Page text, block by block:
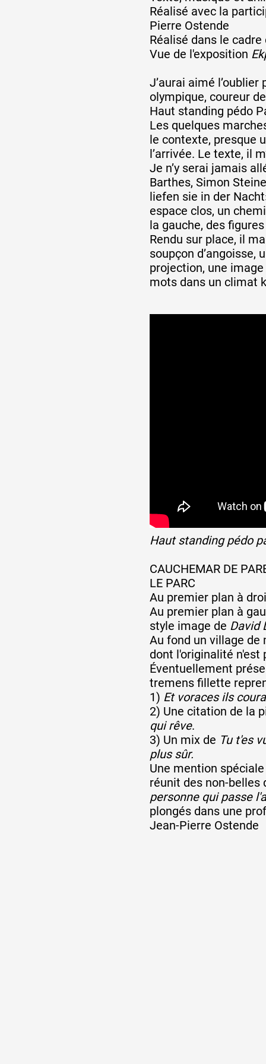
Formation
Événements
1% œuvres
Réseau
Réalisé avec la
Pierre Ostende
Réalisé dans le
Vue de l'exposition
J’aurai aimé
olympique, coureur
Haut standing pédo
Les quelques
le contexte, presque
l’arrivée. Le texte, il
Je n’y serai jamais
Barthes, Simon
liefen sie in der
espace clos, un
la gauche, des
Rendu sur place, il
soupçon d’angoisse,
projection, une
mots dans un climat
Haut standing pédo
CAUCHEMAR DE
LE PARC
Au premier plan à
Au premier plan à
style image de David
Au fond un village de
dont l'originalité n'est
Éventuellement
tremens fillette
1) Et voraces ils
2) Une citation de la
qui rêve.
3) Un mix de Tu t'es
plus sûr.
Une mention
réunit des non-
personne qui passe
plongés dans une
Jean-Pierre Ostende